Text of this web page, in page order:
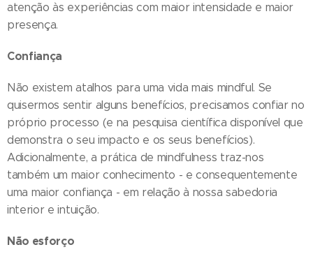
atenção às experiências com maior intensidade e maior
presença.
Confiança
Não existem atalhos para uma vida mais mindful. Se
quisermos sentir alguns benefícios, precisamos confiar no
próprio processo (e na pesquisa científica disponível que
demonstra o seu impacto e os seus benefícios).
Adicionalmente, a prática de mindfulness traz-nos
também um maior conhecimento - e consequentemente
uma maior confiança - em relação à nossa sabedoria
interior e intuição.
Não esforço